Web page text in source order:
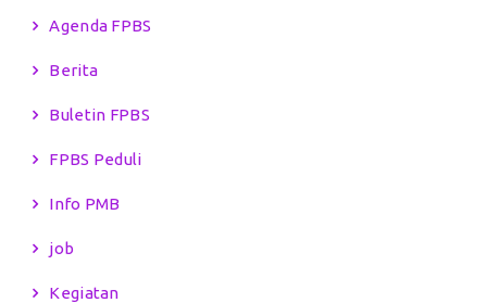
Agenda FPBS
Berita
Buletin FPBS
FPBS Peduli
Info PMB
job
Kegiatan